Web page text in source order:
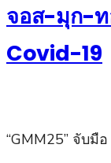
จอส-มุก-
Covid-19
“GMM25” จับมื